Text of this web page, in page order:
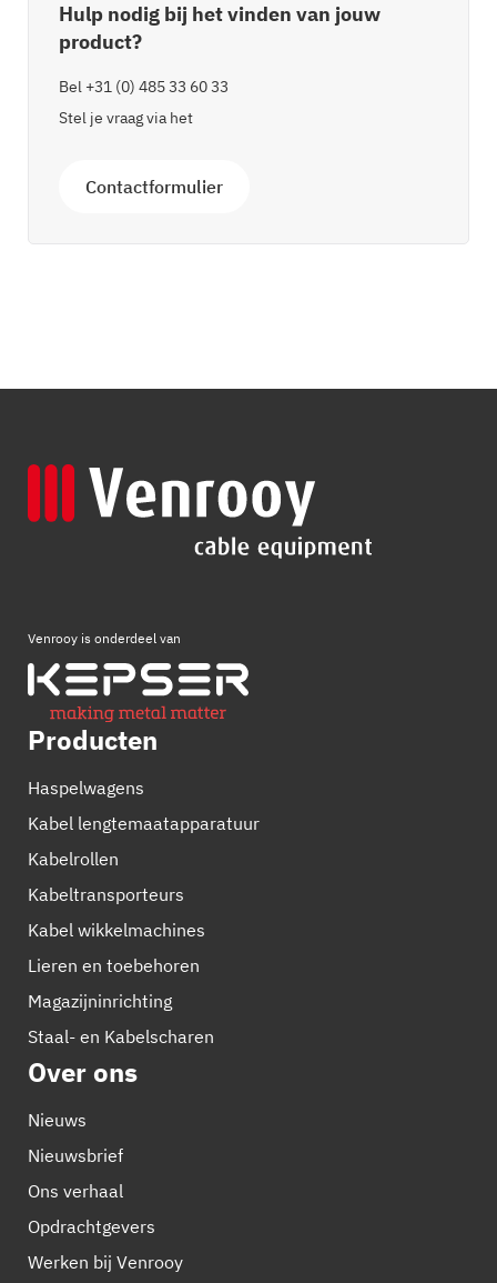
Hulp nodig bij het vinden van jouw
product?
Bel +31 (0) 485 33 60 33
Stel je vraag via het
Contactformulier
Venrooy is onderdeel van
Producten
Haspelwagens
Kabel lengtemaatapparatuur
Kabelrollen
Kabeltransporteurs
Kabel wikkelmachines
Lieren en toebehoren
Magazijninrichting
Staal- en Kabelscharen
Over ons
Nieuws
Nieuwsbrief
Ons verhaal
Opdrachtgevers
Werken bij Venrooy